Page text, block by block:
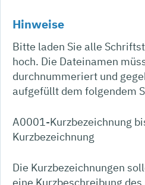
Hinweise
Bitte laden Sie alle
hoch. Die Dateinamen
durchnummeriert und
aufgefüllt dem folgendem
A0001-Kurzbezeichnung
Kurzbezeichnung
Die Kurzbezeichnungen